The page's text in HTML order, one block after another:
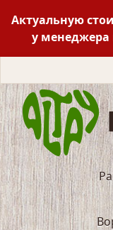
Актуальную
у менеджера